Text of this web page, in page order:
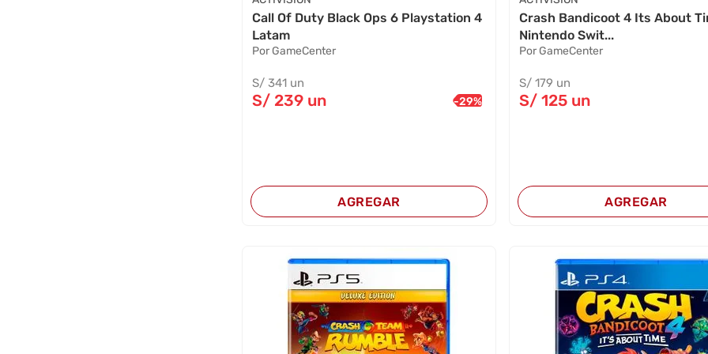
Call Of Duty Black Ops 6 Playstation 4
Latam
Por GameCenter
S/341 un
S/ 239 un -29%
AGREGAR
Crash Bandicoot 4 Its About
Nintendo Swit...
Por GameCenter
S/179 un
S/125 un
AGREGAR